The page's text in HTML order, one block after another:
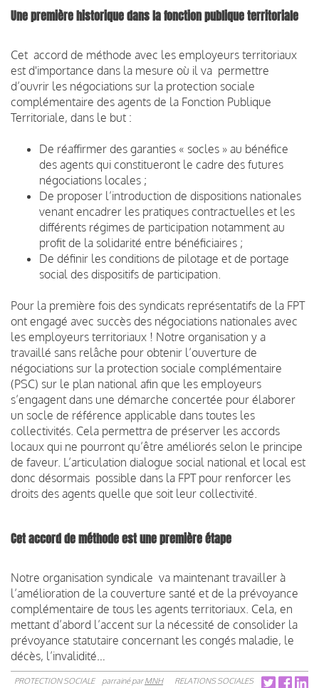
Une première historique dans la fonction publique territoriale
Cet accord de méthode avec les employeurs territoriaux
est d'importance dans la mesure où il va permettre
d’ouvrir les négociations sur la protection sociale
complémentaire des agents de la Fonction Publique
Territoriale, dans le but :
De réaffirmer des garanties « socles » au bénéfice
des agents qui constitueront le cadre des futures
négociations locales ;
De proposer l’introduction de dispositions nationales
venant encadrer les pratiques contractuelles et les
différents régimes de participation notamment au
profit de la solidarité entre bénéficiaires ;
De définir les conditions de pilotage et de portage
social des dispositifs de participation.
Pour la première fois des syndicats représentatifs de la FPT
ont engagé avec succès des négociations nationales avec
les employeurs territoriaux ! Notre organisation y a
travaillé sans relâche pour obtenir l’ouverture de
négociations sur la protection sociale complémentaire
(PSC) sur le plan national afin que les employeurs
s’engagent dans une démarche concertée pour élaborer
un socle de référence applicable dans toutes les
collectivités. Cela permettra de préserver les accords
locaux qui ne pourront qu’être améliorés selon le principe
de faveur. L’articulation dialogue social national et local est
donc désormais possible dans la FPT pour renforcer les
droits des agents quelle que soit leur collectivité.
Cet accord de méthode est une première étape
Notre organisation syndicale va maintenant travailler à
l’amélioration de la couverture santé et de la prévoyance
complémentaire de tous les agents territoriaux. Cela, en
mettant d’abord l’accent sur la nécessité de consolider la
prévoyance statutaire concernant les congés maladie, le
décès, l’invalidité…
PROTECTION SOCIALE parrainé parMNH RELATIONS SOCIALES